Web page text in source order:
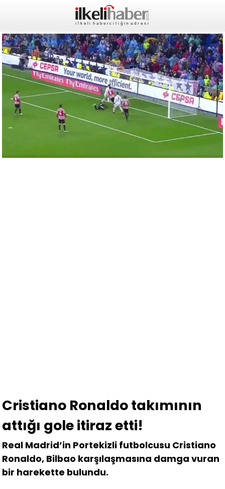
Cristiano Ronaldo takımının
attığı gole itiraz etti!
Real Madrid’in Portekizli futbolcusu Cristiano
Ronaldo, Bilbao karşılaşmasına damga vuran
bir harekette bulundu.